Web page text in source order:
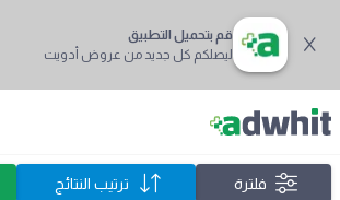
قم بتحميل التطبيق
ليصلكم كل جديد من عروض أدويت
فلترة ترتيب النتائج